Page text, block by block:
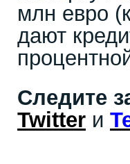
млн евро
дают
Следите
Twitter и